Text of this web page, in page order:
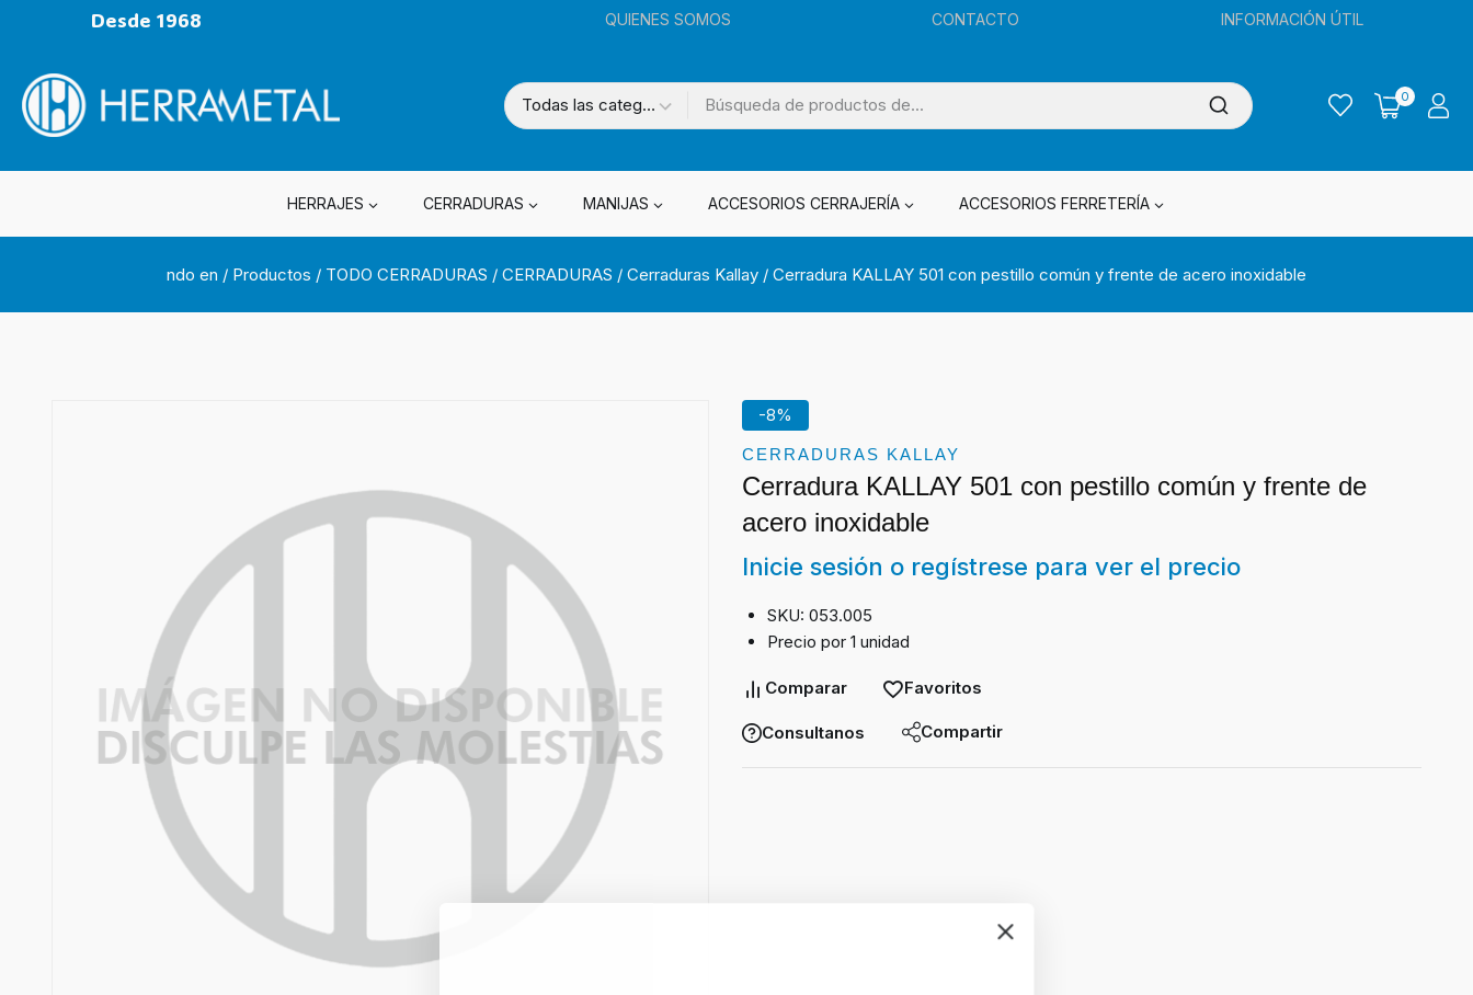
Desde 1968 QUIENES SOMOS CONTACTO INFORMACIÓN ÚTIL
0
HERRAJES CERRADURAS MANIJAS ACCESORIOS CERRAJERÍA ACCESORIOS FERRETERÍA
ndo en / Productos / TODO CERRADURAS / CERRADURAS / Cerraduras Kallay / Cerradura KALLAY 501 con pestillo común y frente de acero inoxidable
-8%
CERRADURAS KALLAY
Cerradura KALLAY 501 con pestillo común y frente de
acero inoxidable
Inicie sesión o regístrese para ver el precio
SKU: 053.005
Precio por 1 unidad
Comparar Favoritos
Consultanos Compartir